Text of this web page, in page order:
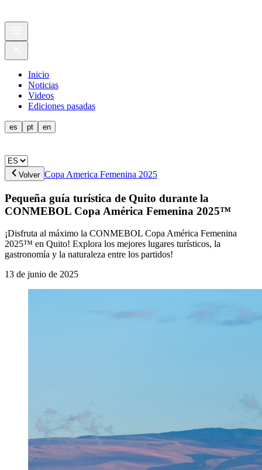
Inicio
Noticias
Videos
Ediciones pasadas
es pt en
Volver Copa America Femenina 2025
Pequeña guía turística de Quito durante la
CONMEBOL Copa América Femenina 2025™
¡Disfruta al máximo la CONMEBOL Copa América Femenina
2025™ en Quito! Explora los mejores lugares turísticos, la
gastronomía y la naturaleza entre los partidos!
13 de junio de 2025